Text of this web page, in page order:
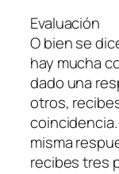
Evaluación
O bien se
hay mucha
dado una
otros,
misma
recibes tres